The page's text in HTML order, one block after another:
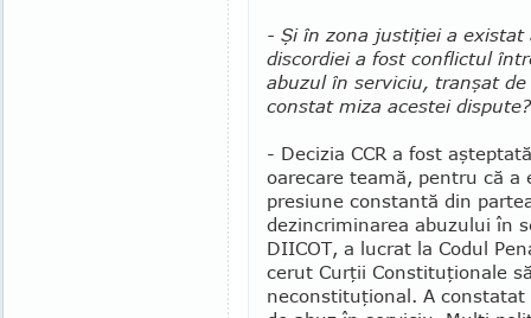
- Şi în zona justiţiei a
discordiei a fost conflictul
abuzul în serviciu, tranşat
constat miza acestei dispute?
- Decizia CCR a fost
oarecare teamă, pentru că a
presiune constantă din
dezincriminarea abuzului în
DIICOT, a lucrat la Codul
cerut Curţii Constituţionale
neconstituţional. A constatat